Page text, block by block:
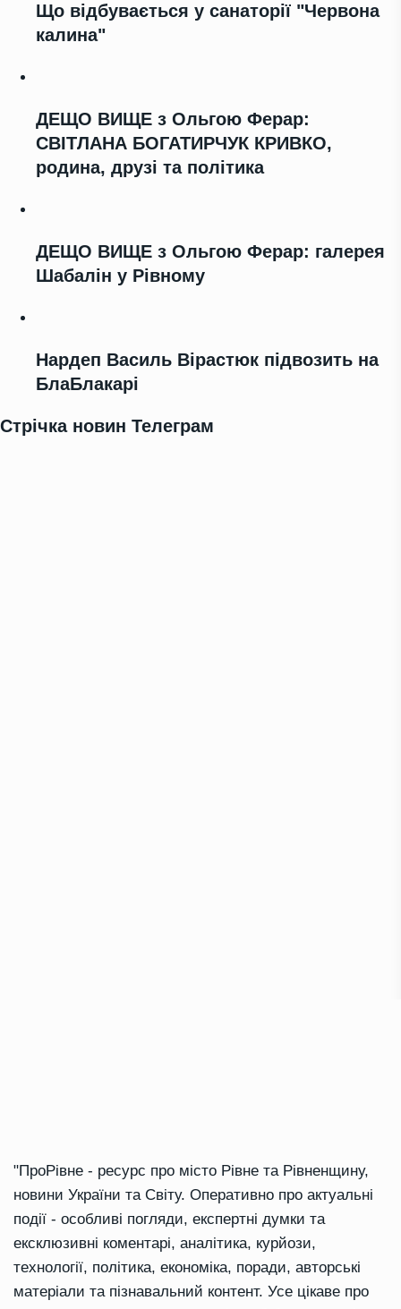
Що відбувається у санаторії "Червона
калина"
ДЕЩО ВИЩЕ з Ольгою Ферар:
СВІТЛАНА БОГАТИРЧУК КРИВКО,
родина, друзі та політика
ДЕЩО ВИЩЕ з Ольгою Ферар: галерея
Шабалін у Рівному
Нардеп Василь Вірастюк підвозить на
БлаБлакарі
Стрічка новин Телеграм
"ПроРівне - ресурс про місто Рівне та Рівненщину,
новини України та Світу. Оперативно про актуальні
події - особливі погляди, експертні думки та
ексклюзивні коментарі, аналітика, курйози,
технології, політика, економіка, поради, авторські
матеріали та пізнавальний контент. Усе цікаве про